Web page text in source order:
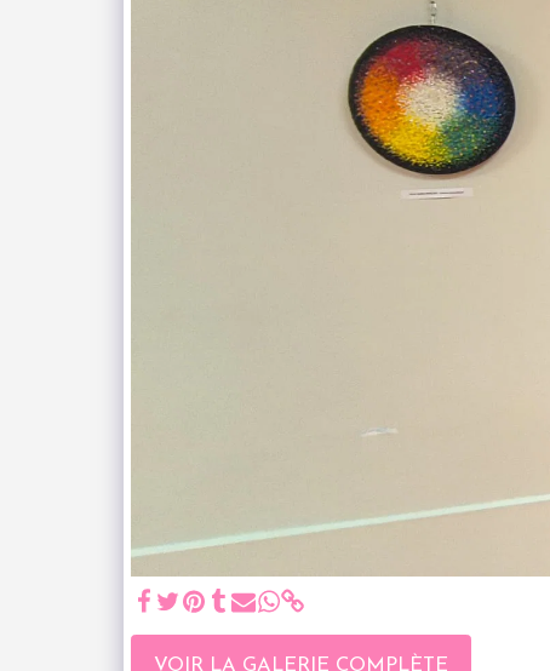
VOIR LA GALERIE COMPLÈTE